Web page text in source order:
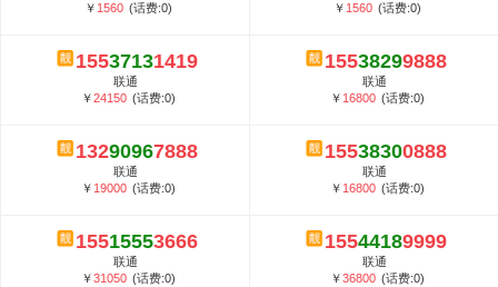
￥ 1560 (话费:0)
￥ 1560 (话费:0)
15537131419
联通
￥24150 (话费:0)
15538299888
联通
￥ 16800 (话费:0)
13290967888
联通
￥ 19000 (话费:0)
15538300888
联通
￥ 16800 (话费:0)
15515553666
联通
￥31050 (话费:0)
15544189999
联通
￥36800 (话费:0)